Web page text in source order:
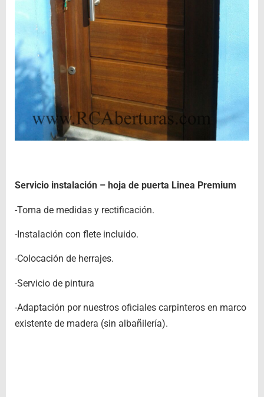
Servicio instalación – hoja de puerta Linea Premium
-Toma de medidas y rectificación.
-Instalación con flete incluido.
-Colocación de herrajes.
-Servicio de pintura
-Adaptación por nuestros oficiales carpinteros en marco
existente de madera (sin albañilería).